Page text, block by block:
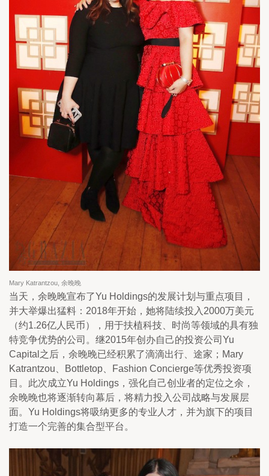
Mary Katrantzou, 余晚晚
当天，余晚晚宣布了Yu Holdings的发展计划与重点项目，
并大举爆出猛料：2018年开始，她将陆续投入2000万美元
（约1.26亿人民币），用于扶植科技、时尚等领域的具有独
特竞争优势的公司。继2015年创办自己的投资公司Yu
Capital之后，余晚晚已经积累了滴滴出行、途家；Mary
Katrantzou、Bottletop、Fashion Concierge等优秀投资项
目。此次成立Yu Holdings，强化自己创业者的定位之余，
余晚晚也将逐渐转向幕后，将精力投入公司战略与发展层
面。Yu Holdings将吸纳更多的专业人才，并为旗下的项目
打造一个完善的集合型平台。